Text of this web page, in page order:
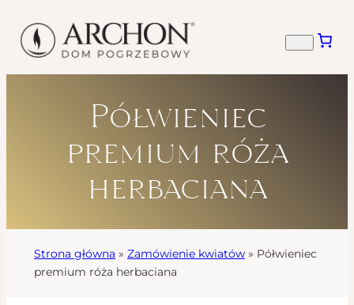
Półwieniec
premium róża
herbaciana
Strona główna » Zamówienie kwiatów » Półwieniec
premium róża herbaciana